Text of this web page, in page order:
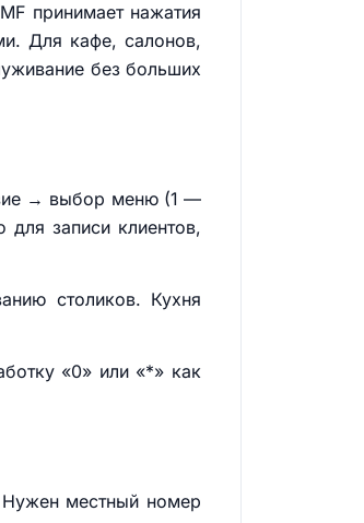
принимает нажатия
Для кафе, салонов,
без больших
→ выбор меню (1 —
записи клиентов,
столиков. Кухня
«0» или «*» как
Нужен местный номер